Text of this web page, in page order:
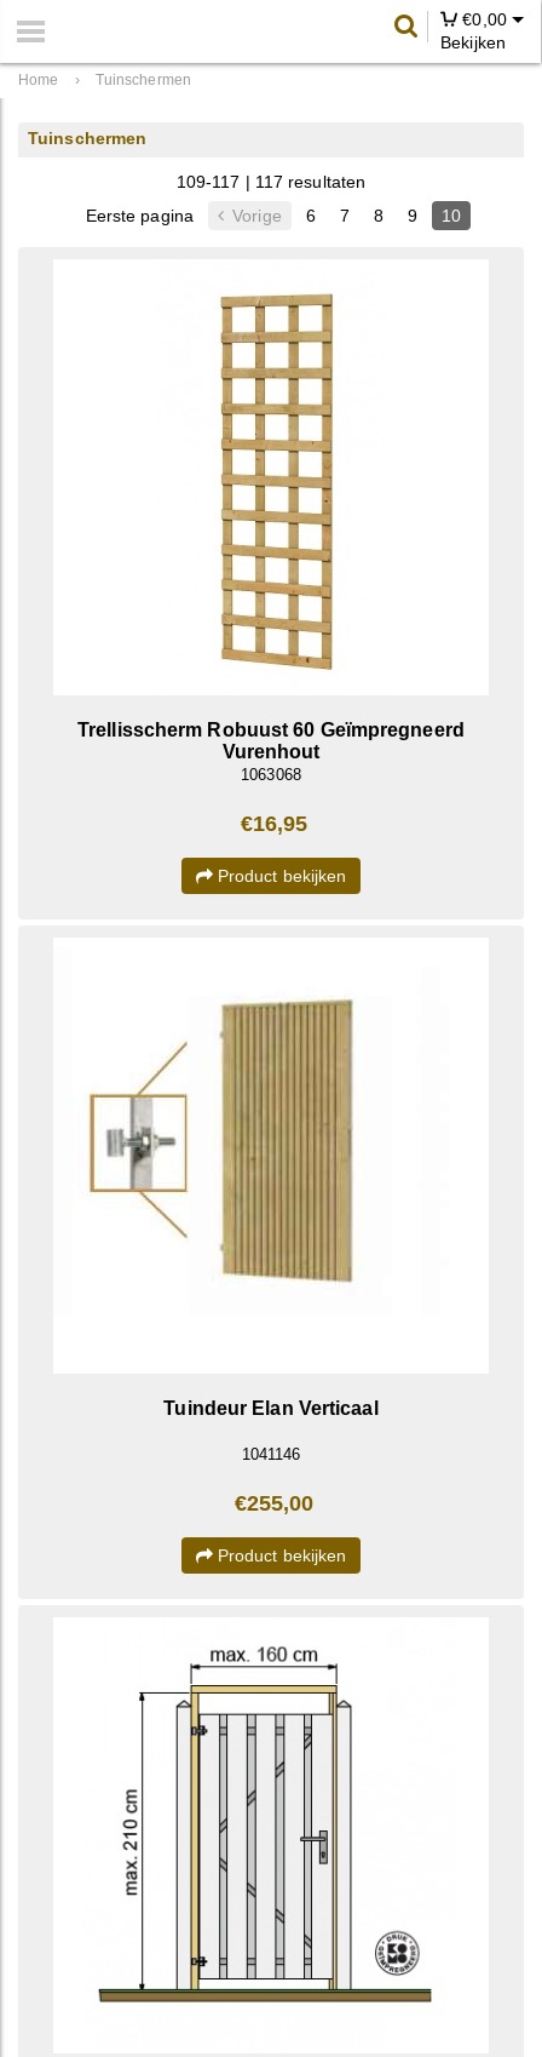
€0,00
Bekijken
Home › Tuinschermen
Tuinschermen
109-117 | 117 resultaten
Eerste pagina
Vorige 6 7 8 9 10
Trellisscherm Robuust 60 Geïmpregneerd
Vurenhout
1063068
€16,95
Product bekijken
Tuindeur Elan Verticaal
1041146
€255,00
Product bekijken